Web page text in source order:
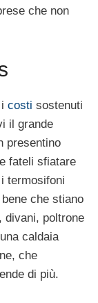
che non
costi sostenuti
il grande
presentino
fateli sfiatare
termosifoni
che stiano
divani, poltrone
caldaia
che
di più.